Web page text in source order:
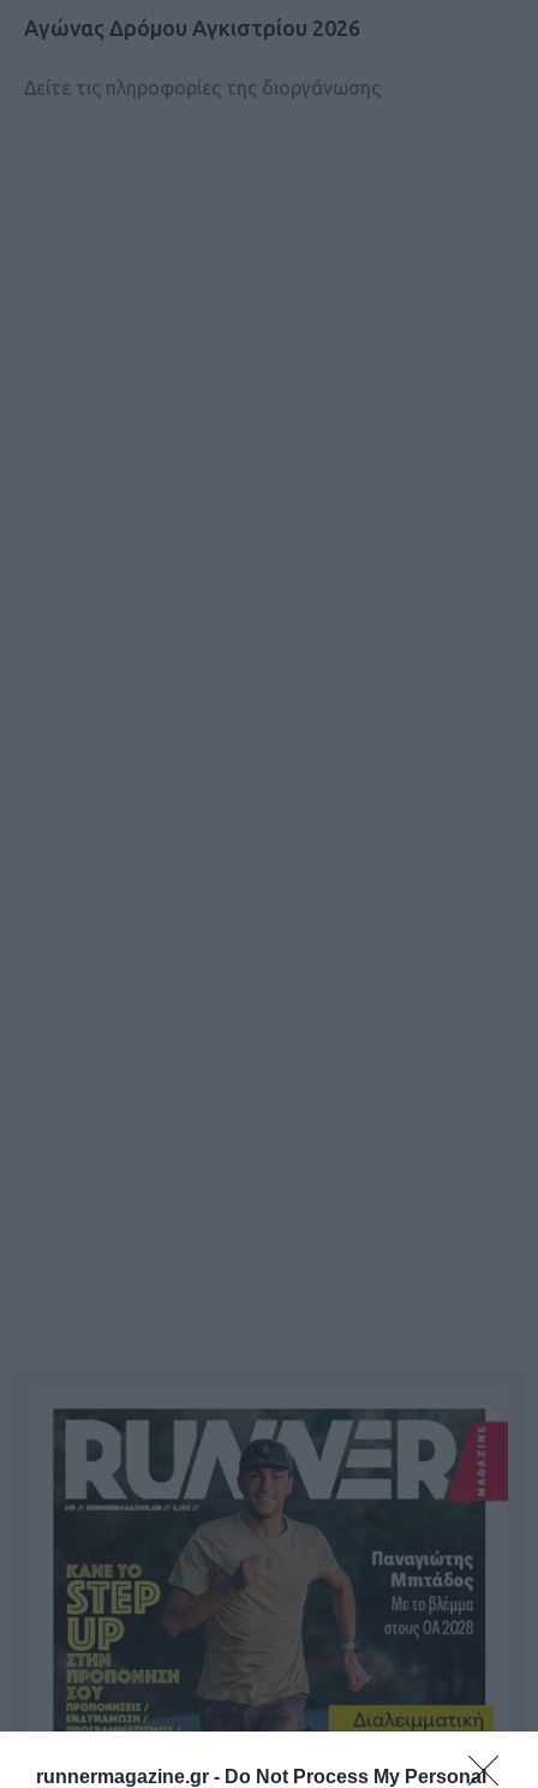
runnermagazine.gr - Do Not Process My Personal
Αγώνας Δρόμου Αγκιστρίου 2026
Δείτε τις πληροφορίες της διοργάνωσης